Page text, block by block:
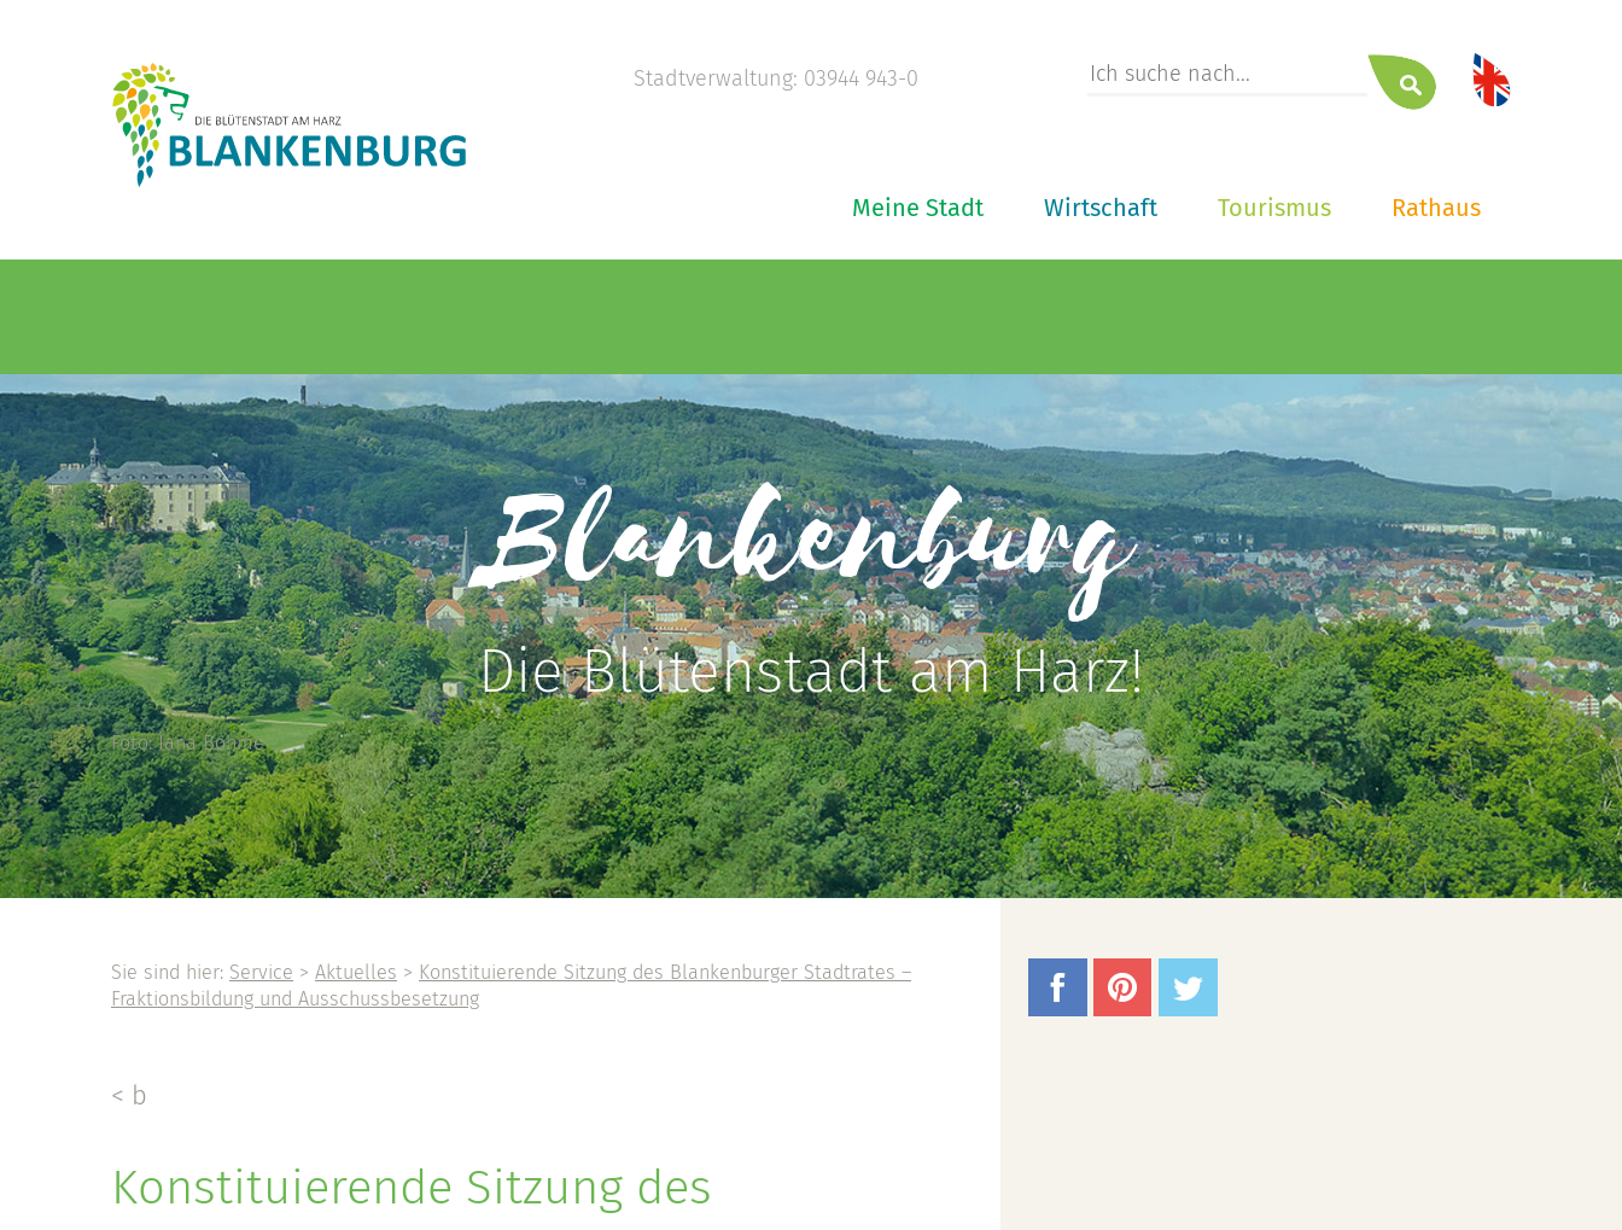
Stadtverwaltung: 03944 943-0
Rathaus
Tourismus
Wirtschaft
Meine Stadt
Blankenburg
Die Blütenstadt am Harz!
Foto: Jana Böhme
Sie sind hier: Service > Aktuelles > Konstituierende Sitzung des Blankenburger Stadtrates –
Fraktionsbildung und Ausschussbesetzung
< b
Konstituierende Sitzung des